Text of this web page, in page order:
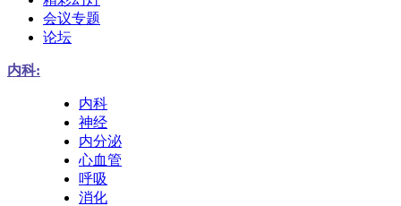
会议专题
论坛
内科:
内科
神经
内分泌
心血管
呼吸
消化